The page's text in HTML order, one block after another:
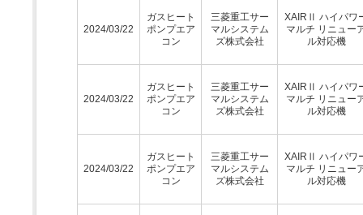
2024/03/22
ガスヒート
ポンプエア
コン
三菱重工サー
マルシステム
ズ株式会社
XAIRⅡ ハイパワ
マルチ リニュー
ル対応機
2024/03/22
ガスヒート
ポンプエア
コン
三菱重工サー
マルシステム
ズ株式会社
XAIRⅡ ハイパワ
マルチ リニュー
ル対応機
2024/03/22
ガスヒート
ポンプエア
コン
三菱重工サー
マルシステム
ズ株式会社
XAIRⅡ ハイパワ
マルチ リニュー
ル対応機